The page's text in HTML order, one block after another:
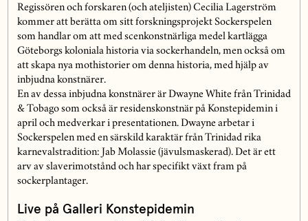
Regissören och forskaren (och ateljisten) Cecilia Lagerström
kommer att berätta om sitt forskningsprojekt Sockerspelen
som handlar om att med scenkonstnärliga medel kartlägga
Göteborgs koloniala historia via sockerhandeln, men också om
att skapa nya mothistorier om denna historia, med hjälp av
inbjudna konstnärer.
En av dessa inbjudna konstnärer är Dwayne White från Trinidad
& Tobago som också är residenskonstnär på Konstepidemin i
april och medverkar i presentationen. Dwayne arbetar i
Sockerspelen med en särskild karaktär från Trinidad rika
karnevalstradition: Jab Molassie (jävulsmaskerad). Det är ett
arv av slaverimotstånd och har specifikt växt fram på
sockerplantager.
Live på Galleri Konstepidemin